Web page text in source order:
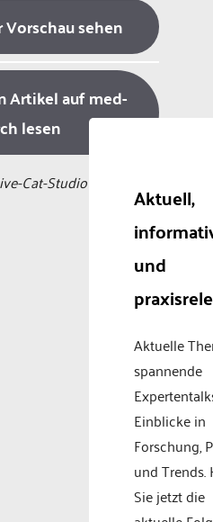
sehen
Artikel auf med-
lesen
Cat-Studio –
Aktuell,
und
Aktuelle
spannende
Einblicke in
Forschung,
und Trends.
Sie jetzt die